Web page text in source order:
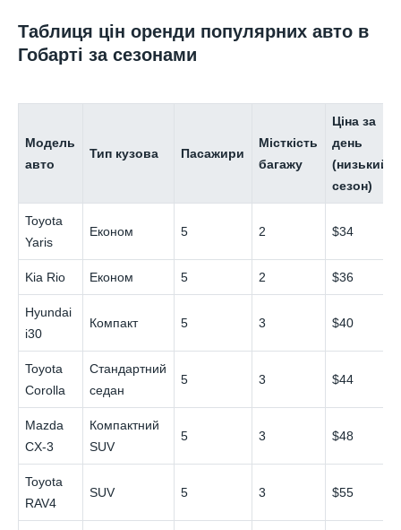
Таблиця цін оренди популярних авто в
Гобарті за сезонами
Модель
авто
Тип кузова Пасажири
Місткість
багажу
Ціна за
день
(низький
сезон)
Toyota
Yaris
Економ 5 2 $34
Kia Rio Економ 5 2 $36
Hyundai
i30
Компакт 5 3 $40
Toyota
Corolla
Стандартний
седан
5 3 $44
Mazda
CX-3
Компактний
SUV
5 3 $48
Toyota
RAV4
SUV 5 3 $55